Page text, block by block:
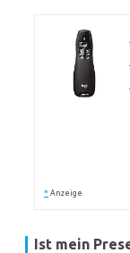
* Anzeige
Ist mein